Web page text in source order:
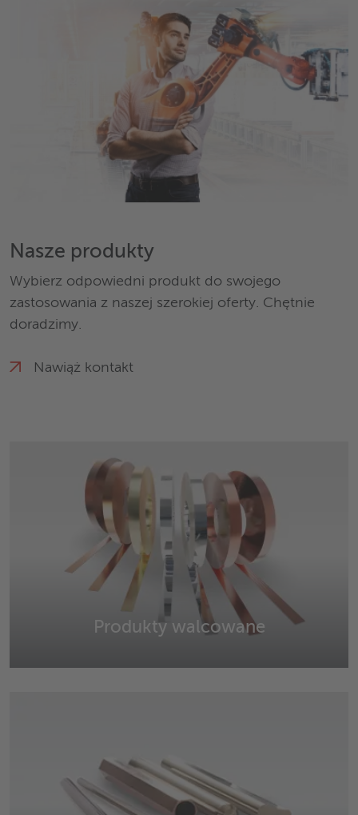
Nasze produkty
Wybierz odpowiedni produkt do swojego
zastosowania z naszej szerokiej oferty. Chętnie
doradzimy.
Nawiąż kontakt
Produkty walcowane